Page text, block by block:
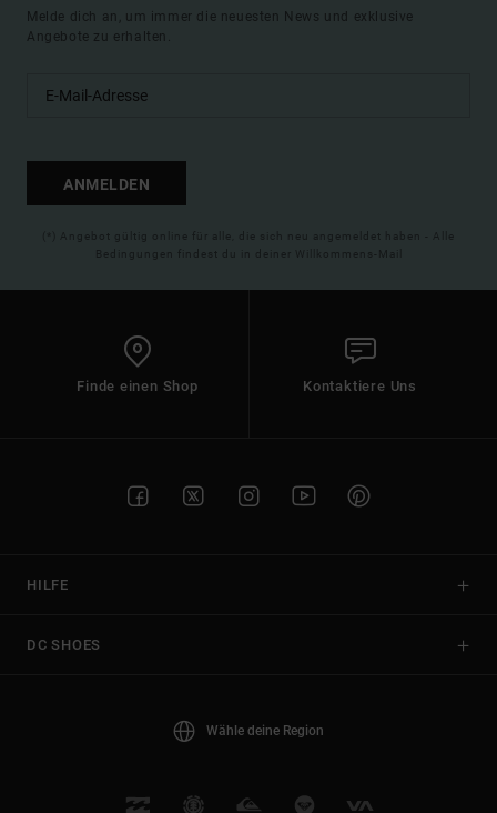
Melde dich an, um immer die neuesten News und exklusive
Angebote zu erhalten.
ANMELDEN
(*) Angebot gültig online für alle, die sich neu angemeldet haben - Alle
Bedingungen findest du in deiner Willkommens-Mail
Finde einen Shop Kontaktiere Uns
HILFE
DC SHOES
Wähle deine Region